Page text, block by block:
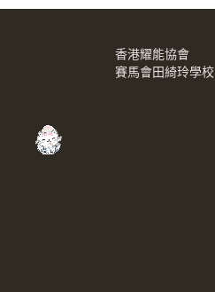
香港耀能協會
賽馬會田綺玲學校